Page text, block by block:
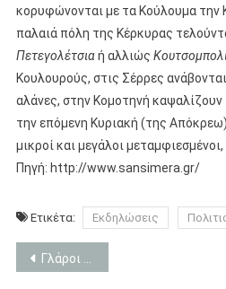
κορυφώνονται με τα Κούλουμα την
παλαιά πόλη της Κέρκυρας
Πετεγολέτσιαή αλλιώς
Κουλουρούς, στις Σέρρες
αλάνες, στην Κομοτηνή
την επόμενη Κυριακή (της
μικροί και μεγάλοι
Πηγή: http://www.sansimera.gr/
Ετικέτα: Εκδηλώσεις
Πλοήγηση
Γλάροι στην Αλόννησο.